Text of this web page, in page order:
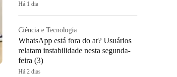
Há 1 dia
Ciência e Tecnologia
WhatsApp está fora do ar? Usuários
relatam instabilidade nesta segunda-
feira (3)
Há 2 dias